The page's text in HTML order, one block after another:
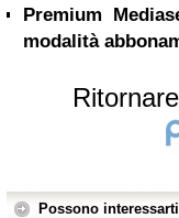
Premium
modalità
Possono